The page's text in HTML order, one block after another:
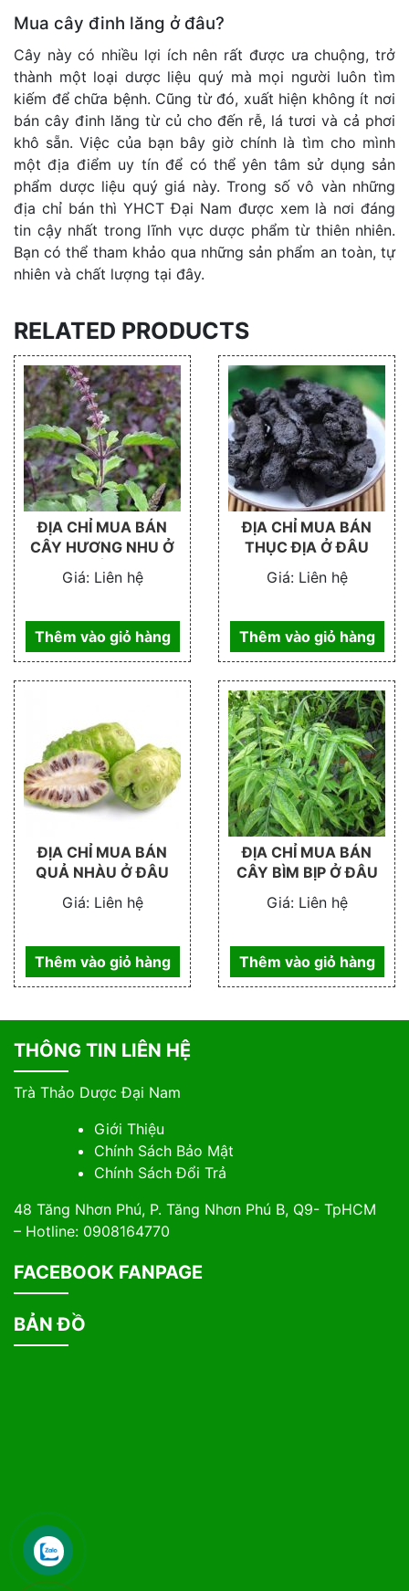
Mua cây đinh lăng ở đâu?
Cây này có nhiều lợi ích nên rất được ưa chuộng, trở
thành một loại dược liệu quý mà mọi người luôn tìm
kiếm để chữa bệnh. Cũng từ đó, xuất hiện không ít nơi
bán cây đinh lăng từ củ cho đến rễ, lá tươi và cả phơi
khô sẵn. Việc của bạn bây giờ chính là tìm cho mình
một địa điểm uy tín để có thể yên tâm sử dụng sản
phẩm dược liệu quý giá này. Trong số vô vàn những
địa chỉ bán thì YHCT Đại Nam được xem là nơi đáng
tin cậy nhất trong lĩnh vực dược phẩm từ thiên nhiên.
Bạn có thể tham khảo qua những sản phẩm an toàn, tự
nhiên và chất lượng tại đây.
RELATED PRODUCTS
ĐỊA CHỈ MUA BÁN
CÂY HƯƠNG NHU Ở
ĐÂU
Giá:Liên hệ
Thêm vào giỏ hàng
ĐỊA CHỈ MUA BÁN
THỤC ĐỊA Ở ĐÂU
Giá:Liên hệ
Thêm vào giỏ hàng
ĐỊA CHỈ MUA BÁN
QUẢ NHÀU Ở ĐÂU
Giá:Liên hệ
Thêm vào giỏ hàng
ĐỊA CHỈ MUA BÁN
CÂY BÌM BỊP Ở ĐÂU
Giá:Liên hệ
Thêm vào giỏ hàng
THÔNG TIN LIÊN HỆ
Trà Thảo Dược Đại Nam
Giới Thiệu
Chính Sách Bảo Mật
Chính Sách Đổi Trả
48 Tăng Nhơn Phú, P. Tăng Nhơn Phú B, Q9- TpHCM
– Hotline: 0908164770
FACEBOOK FANPAGE
BẢN ĐỒ